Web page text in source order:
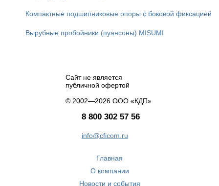
Компактные подшипниковые опоры с боковой фиксацией
Вырубные пробойники (пуансоны) MISUMI
Сайт не является
публичной офертой
© 2002—2026 ООО «КДП»
8 800 302 57 56
info@cficom.ru
Главная
О компании
Новости и события